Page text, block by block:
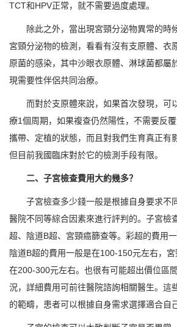
TCT和HPV正常，就不需要過度處理。
除此之外，當出現宮頸分泌物異常的時
宮頸分泌物的檢測，看看有沒有支原體、衣
原菌的感染，其中沙眼衣原體、淋球菌都屬
現需要性伴侶共同治療。
而對於支原體來說，如果首次發現，可
療1個周期，如果複查仍然陽性，不需要反
攜帶、定植的狀態，而且對我們生育真正有
但目前我國臨床對於它的檢測手段有限。
二、子宮檢查費用大約幾多？
子宮檢查多少錢一般是根據自身要求不
醫院不同等綜合因素來進行評判的。子宮檢
超、陰道B超、宮頸癌篩查等。彩超的費用
陰道B超的費用一般是在100-150元左右，
在200-300元左右。也很有可能超出價位區
況，詳細費用可前往醫院諮詢相關醫生。這
的範疇，患者可以根據自身需求選擇適合自